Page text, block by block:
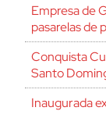
Empresa de
pasarelas de
Conquista
Santo
Inaugurada